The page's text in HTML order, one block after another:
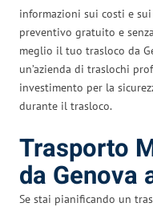
informazioni sui costi e sui
preventivo gratuito e
meglio il tuo trasloco da
un’azienda di traslochi
investimento per la
durante il trasloco.
Trasporto
da Genova
Se stai pianificando un